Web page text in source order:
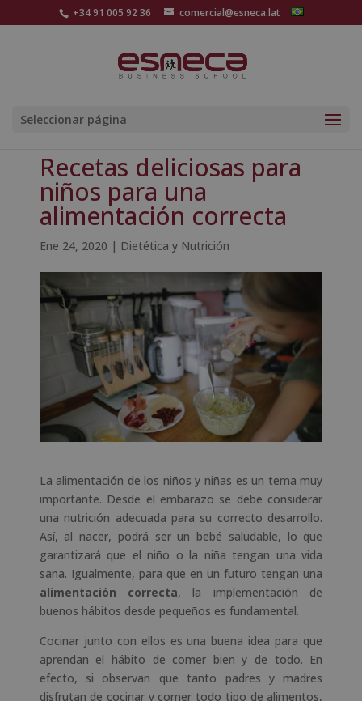
+34 91 005 92 36 comercial@esneca.lat
Seleccionar página
Recetas deliciosas para
niños para una
alimentación correcta
Ene 24, 2020 | Dietética y Nutrición
La alimentación de los niños y niñas es un tema muy
importante. Desde el embarazo se debe considerar
una nutrición adecuada para su correcto desarrollo.
Así, al nacer, podrá ser un bebé saludable, lo que
garantizará que el niño o la niña tengan una vida
sana. Igualmente, para que en un futuro tengan una
alimentación correcta, la implementación de
buenos hábitos desde pequeños es fundamental.
Cocinar junto con ellos es una buena idea para que
aprendan el hábito de comer bien y de todo. En
efecto, si observan que tanto padres y madres
disfrutan de cocinar y comer todo tipo de alimentos,